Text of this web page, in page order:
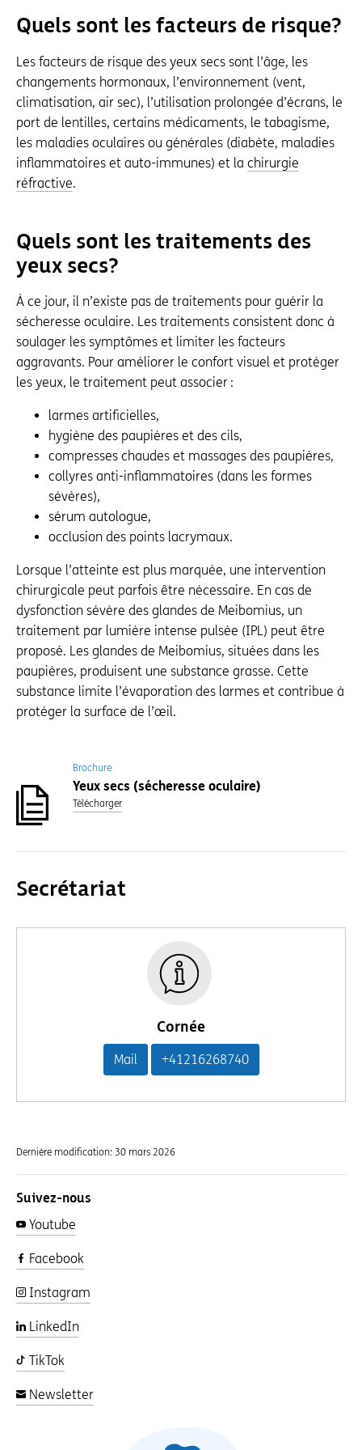
Quels sont les facteurs de risque?
Les facteurs de risque des yeux secs sont l’âge, les
changements hormonaux, l’environnement (vent,
climatisation, air sec), l’utilisation prolongée d’écrans, le
port de lentilles, certains médicaments, le tabagisme,
les maladies oculaires ou générales (diabète, maladies
inflammatoires et auto-immunes) et la chirurgie
réfractive.
Quels sont les traitements des
yeux secs?
À ce jour, il n’existe pas de traitements pour guérir la
sécheresse oculaire. Les traitements consistent donc à
soulager les symptômes et limiter les facteurs
aggravants. Pour améliorer le confort visuel et protéger
les yeux, le traitement peut associer :
larmes artificielles,
hygiène des paupières et des cils,
compresses chaudes et massages des paupières,
collyres anti-inflammatoires (dans les formes
sévères),
sérum autologue,
occlusion des points lacrymaux.
Lorsque l’atteinte est plus marquée, une intervention
chirurgicale peut parfois être nécessaire. En cas de
dysfonction sévère des glandes de Meibomius, un
traitement par lumière intense pulsée (IPL) peut être
proposé. Les glandes de Meibomius, situées dans les
paupières, produisent une substance grasse. Cette
substance limite l’évaporation des larmes et contribue à
protéger la surface de l’œil.
Brochure
Yeux secs (sécheresse oculaire)
Télécharger
Secrétariat
Cornée
Mail +41216268740
Dernière modification: 30 mars 2026
Suivez-nous
Youtube
Facebook
Instagram
LinkedIn
TikTok
Newsletter